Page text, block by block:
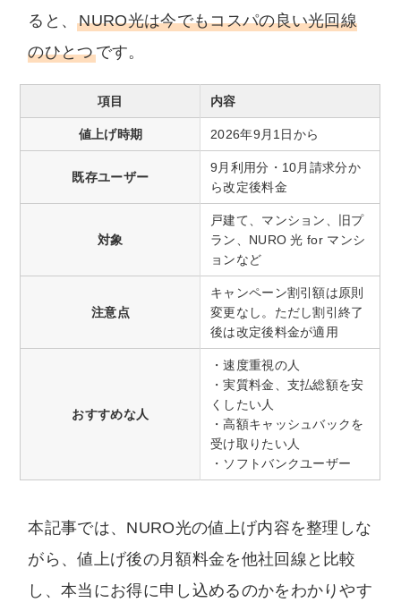
ると、NURO光は今でもコスパの良い光回線
のひとつです。
項目 内容
値上げ時期 2026年9月1日から
既存ユーザー
9月利用分・10月請求分か
ら改定後料金
対象
戸建て、マンション、旧プ
ラン、NURO 光 for マンシ
ョンなど
注意点
キャンペーン割引額は原則
変更なし。ただし割引終了
後は改定後料金が適用
おすすめな人
・速度重視の人
・実質料金、支払総額を安
くしたい人
・高額キャッシュバックを
受け取りたい人
・ソフトバンクユーザー
本記事では、NURO光の値上げ内容を整理しな
がら、値上げ後の月額料金を他社回線と比較
し、本当にお得に申し込めるのかをわかりやす